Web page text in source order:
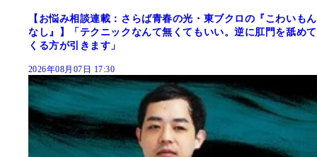
【お悩み相談連載：さらば青春の光・東ブクロの『こわいもん
なし』】「テクニックなんて無くてもいい。逆に肛門を舐めて
くる方が引きます」
2026年08月07日 17:30